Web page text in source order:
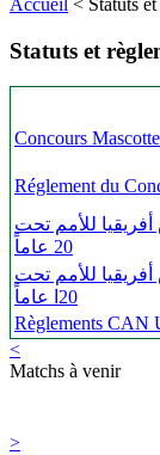
Accueil < Statuts
Statuts et
Concours
Réglement du
للأمم تحت
20 عاماً
أفريقيا للأمم تحت
20ا عاماً
Règlements CAN
<
Matchs à venir
>